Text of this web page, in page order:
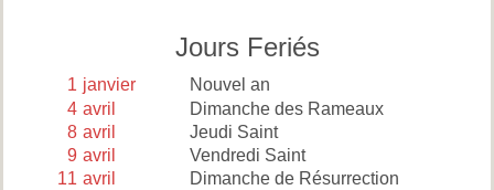
Jours Feriés
1 janvier
Nouvel an
4 avril
Dimanche des Rameaux
8 avril
Jeudi Saint
9 avril
Vendredi Saint
11 avril
Dimanche de Résurrection